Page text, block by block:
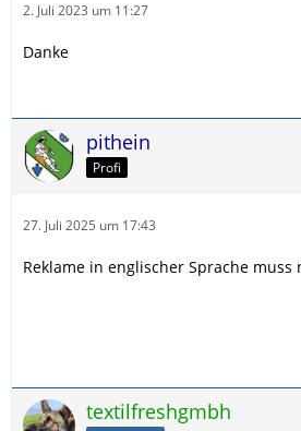
2. Juli 2023 um 11:27
Danke
pithein
Profi
27. Juli 2025 um 17:43
Reklame in englischer Sprache muss
textilfreshgmbh